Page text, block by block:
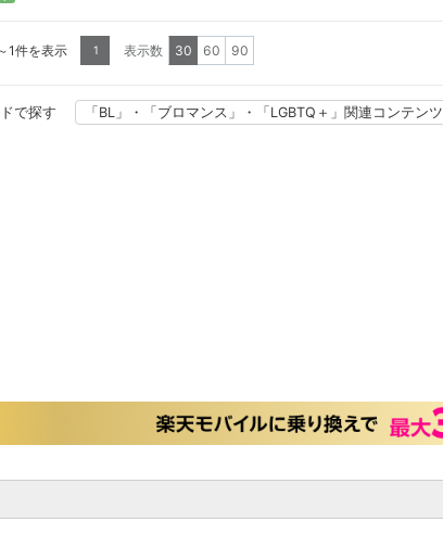
1件を表示 1 表示数 30 60 90
で探す 「BL」・「ブロマンス」・「LGBTQ＋」関連コンテンツ